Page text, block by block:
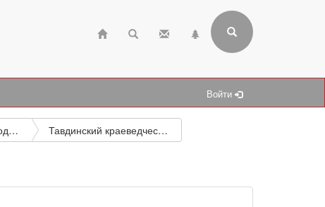
Войти
Биографические и подобные исследования Тавдинский краеведческий словарь